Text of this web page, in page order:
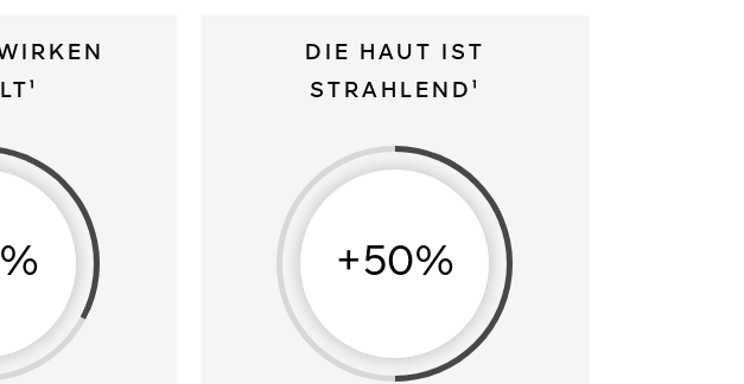
DIE HAUT IST
STRAHLEND¹
+50%